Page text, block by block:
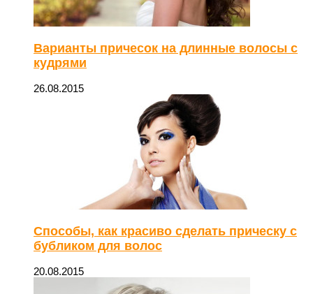
Варианты причесок на длинные волосы с
кудрями
26.08.2015
Способы, как красиво сделать прическу с
бубликом для волос
20.08.2015